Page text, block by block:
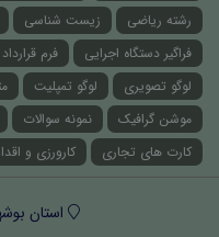
رشته ریاضی
زیست شناسی
فراگیر دستگاه اجرایی
فرم قرارداد
لوگو تصویری
لوگو تمپلیت
موشن گرافیک
نمونه سوالات
کارت های تجاری
کارورزی و
استان